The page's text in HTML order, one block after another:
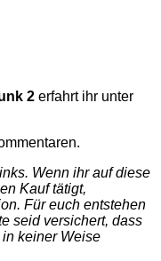
2 erfahrt ihr unter
Wenn ihr auf diese
Kauf tätigt,
Für euch entstehen
seid versichert, dass
keiner Weise